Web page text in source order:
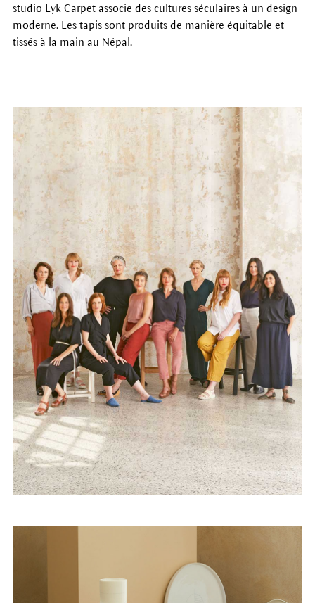
studio Lyk Carpet associe des cultures séculaires à un design
moderne. Les tapis sont produits de manière équitable et
tissés à la main au Népal.